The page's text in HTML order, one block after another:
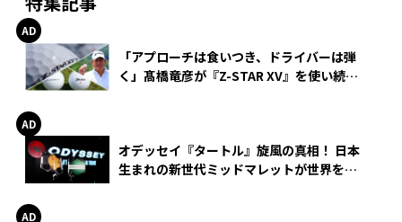
「アプローチは食いつき、ドライバーは弾
く」髙橋竜彦が『Z-STAR XV』を使い続け
オデッセイ『タートル』旋風の真相！ 日本
生まれの新世代ミッドマレットが世界を席